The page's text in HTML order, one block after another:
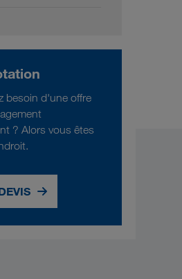
besoin d'une offre
? Alors vous êtes